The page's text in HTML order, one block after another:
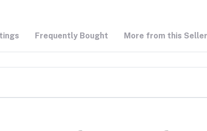
Frequently Bought More from this Seller